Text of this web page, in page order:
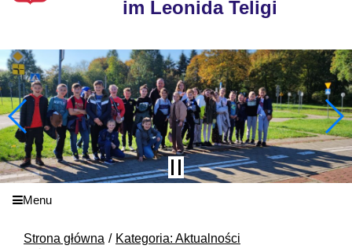
im Leonida Teligi
Menu
Strona główna
Kategoria: Aktualności